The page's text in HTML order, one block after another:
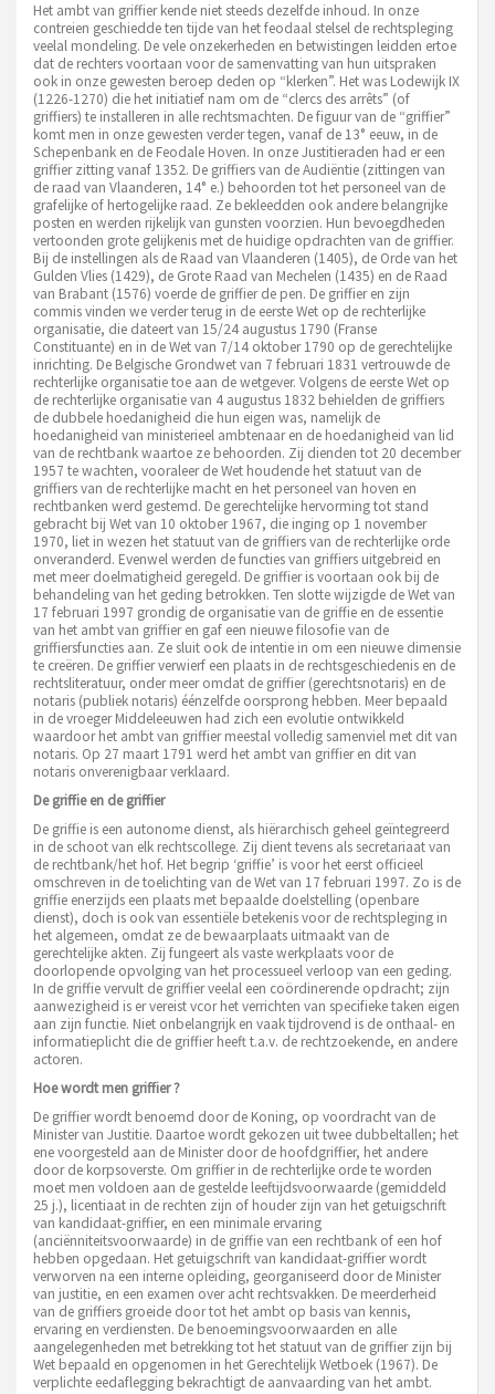
Het ambt van griffier kende niet steeds dezelfde inhoud. In onze
contreien geschiedde ten tijde van het feodaal stelsel de rechtspleging
veelal mondeling. De vele onzekerheden en betwistingen leidden ertoe
dat de rechters voortaan voor de samenvatting van hun uitspraken
ook in onze gewesten beroep deden op “klerken”. Het was Lodewijk IX
(1226-1270) die het initiatief nam om de “clercs des arrêts” (of
griffiers) te installeren in alle rechtsmachten. De figuur van de “griffier”
komt men in onze gewesten verder tegen, vanaf de 13° eeuw, in de
Schepenbank en de Feodale Hoven. In onze Justitieraden had er een
griffier zitting vanaf 1352. De griffiers van de Audiëntie (zittingen van
de raad van Vlaanderen, 14° e.) behoorden tot het personeel van de
grafelijke of hertogelijke raad. Ze bekleedden ook andere belangrijke
posten en werden rijkelijk van gunsten voorzien. Hun bevoegdheden
vertoonden grote gelijkenis met de huidige opdrachten van de griffier.
Bij de instellingen als de Raad van Vlaanderen (1405), de Orde van het
Gulden Vlies (1429), de Grote Raad van Mechelen (1435) en de Raad
van Brabant (1576) voerde de griffier de pen. De griffier en zijn
commis vinden we verder terug in de eerste Wet op de rechterlijke
organisatie, die dateert van 15/24 augustus 1790 (Franse
Constituante) en in de Wet van 7/14 oktober 1790 op de gerechtelijke
inrichting. De Belgische Grondwet van 7 februari 1831 vertrouwde de
rechterlijke organisatie toe aan de wetgever. Volgens de eerste Wet op
de rechterlijke organisatie van 4 augustus 1832 behielden de griffiers
de dubbele hoedanigheid die hun eigen was, namelijk de
hoedanigheid van ministerieel ambtenaar en de hoedanigheid van lid
van de rechtbank waartoe ze behoorden. Zij dienden tot 20 december
1957 te wachten, vooraleer de Wet houdende het statuut van de
griffiers van de rechterlijke macht en het personeel van hoven en
rechtbanken werd gestemd. De gerechtelijke hervorming tot stand
gebracht bij Wet van 10 oktober 1967, die inging op 1 november
1970, liet in wezen het statuut van de griffiers van de rechterlijke orde
onveranderd. Evenwel werden de functies van griffiers uitgebreid en
met meer doelmatigheid geregeld. De griffier is voortaan ook bij de
behandeling van het geding betrokken. Ten slotte wijzigde de Wet van
17 februari 1997 grondig de organisatie van de griffie en de essentie
van het ambt van griffier en gaf een nieuwe filosofie van de
griffiersfuncties aan. Ze sluit ook de intentie in om een nieuwe dimensie
te creëren. De griffier verwierf een plaats in de rechtsgeschiedenis en de
rechtsliteratuur, onder meer omdat de griffier (gerechtsnotaris) en de
notaris (publiek notaris) éénzelfde oorsprong hebben. Meer bepaald
in de vroeger Middeleeuwen had zich een evolutie ontwikkeld
waardoor het ambt van griffier meestal volledig samenviel met dit van
notaris. Op 27 maart 1791 werd het ambt van griffier en dit van
notaris onverenigbaar verklaard.
De griffie en de griffier
De griffie is een autonome dienst, als hiërarchisch geheel geïntegreerd
in de schoot van elk rechtscollege. Zij dient tevens als secretariaat van
de rechtbank/het hof. Het begrip ‘griffie’ is voor het eerst officieel
omschreven in de toelichting van de Wet van 17 februari 1997. Zo is de
griffie enerzijds een plaats met bepaalde doelstelling (openbare
dienst), doch is ook van essentiële betekenis voor de rechtspleging in
het algemeen, omdat ze de bewaarplaats uitmaakt van de
gerechtelijke akten. Zij fungeert als vaste werkplaats voor de
doorlopende opvolging van het processueel verloop van een geding.
In de griffie vervult de griffier veelal een coördinerende opdracht; zijn
aanwezigheid is er vereist vcor het verrichten van specifieke taken eigen
aan zijn functie. Niet onbelangrijk en vaak tijdrovend is de onthaal- en
informatieplicht die de griffier heeft t.a.v. de rechtzoekende, en andere
actoren.
Hoe wordt men griffier ?
De griffier wordt benoemd door de Koning, op voordracht van de
Minister van Justitie. Daartoe wordt gekozen uit twee dubbeltallen; het
ene voorgesteld aan de Minister door de hoofdgriffier, het andere
door de korpsoverste. Om griffier in de rechterlijke orde te worden
moet men voldoen aan de gestelde leeftijdsvoorwaarde (gemiddeld
25 j.), licentiaat in de rechten zijn of houder zijn van het getuigschrift
van kandidaat-griffier, en een minimale ervaring
(anciënniteitsvoorwaarde) in de griffie van een rechtbank of een hof
hebben opgedaan. Het getuigschrift van kandidaat-griffier wordt
verworven na een interne opleiding, georganiseerd door de Minister
van justitie, en een examen over acht rechtsvakken. De meerderheid
van de griffiers groeide door tot het ambt op basis van kennis,
ervaring en verdiensten. De benoemingsvoorwaarden en alle
aangelegenheden met betrekking tot het statuut van de griffier zijn bij
Wet bepaald en opgenomen in het Gerechtelijk Wetboek (1967). De
verplichte eedaflegging bekrachtigt de aanvaarding van het ambt.